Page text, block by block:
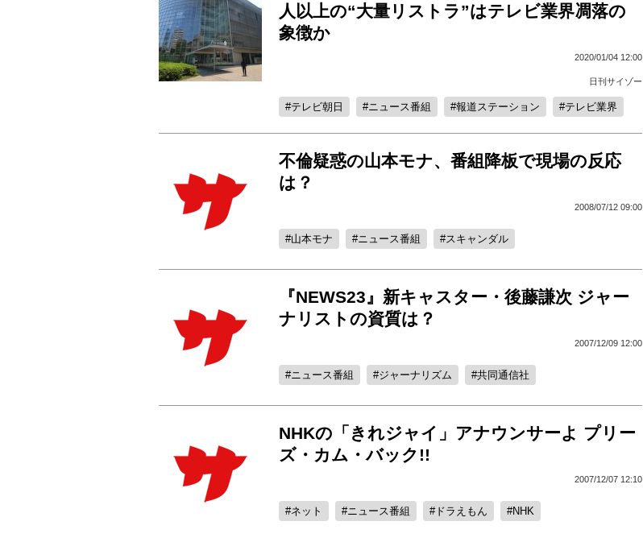
人以上の“大量リストラ”はテレビ業界凋落の
象徴か
2020/01/04 12:00
日刊サイゾー
テレビ朝日 ニュース番組 報道ステーション テレビ業界
不倫疑惑の山本モナ、番組降板で現場の反応
は？
2008/07/12 09:00
山本モナ ニュース番組 スキャンダル
『NEWS23』新キャスター・後藤謙次 ジャー
ナリストの資質は？
2007/12/09 12:00
ニュース番組 ジャーナリズム 共同通信社
NHKの「きれジャイ」アナウンサーよ プリー
ズ・カム・バック!!
2007/12/07 12:10
ネット ニュース番組 ドラえもん NHK